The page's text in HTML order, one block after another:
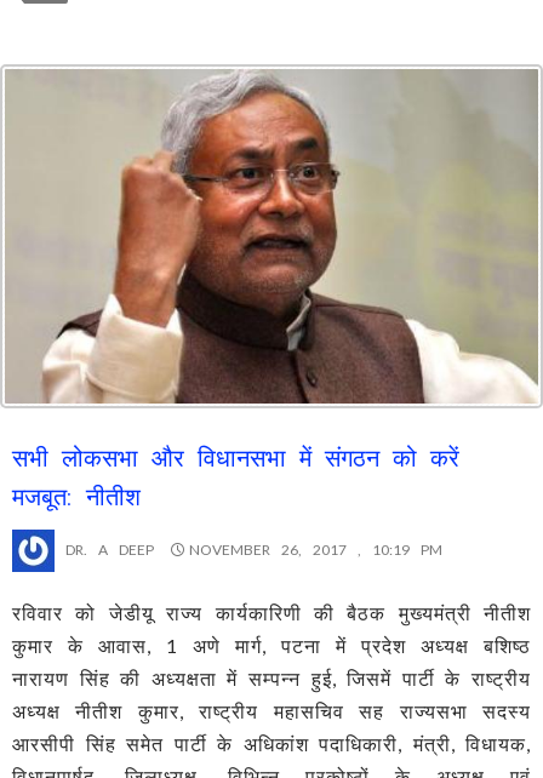
सभी लोकसभा और विधानसभा में संगठन को करें
मजबूत: नीतीश
DR. A DEEP NOVEMBER 26, 2017 , 10:19 PM
रविवार को जेडीयू राज्य कार्यकारिणी की बैठक मुख्यमंत्री नीतीश
कुमार के आवास, 1 अणे मार्ग, पटना में प्रदेश अध्यक्ष बशिष्ठ
नारायण सिंह की अध्यक्षता में सम्पन्न हुई, जिसमें पार्टी के राष्ट्रीय
अध्यक्ष नीतीश कुमार, राष्ट्रीय महासचिव सह राज्यसभा सदस्य
आरसीपी सिंह समेत पार्टी के अधिकांश पदाधिकारी, मंत्री, विधायक,